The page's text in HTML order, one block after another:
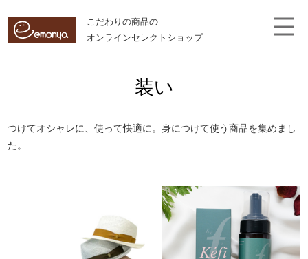
こだわりの商品の
オンラインセレクトショップ
装い
つけてオシャレに、使って快適に。身につけて使う商品を集めまし
た。